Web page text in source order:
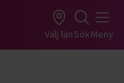
Välj länSökMeny